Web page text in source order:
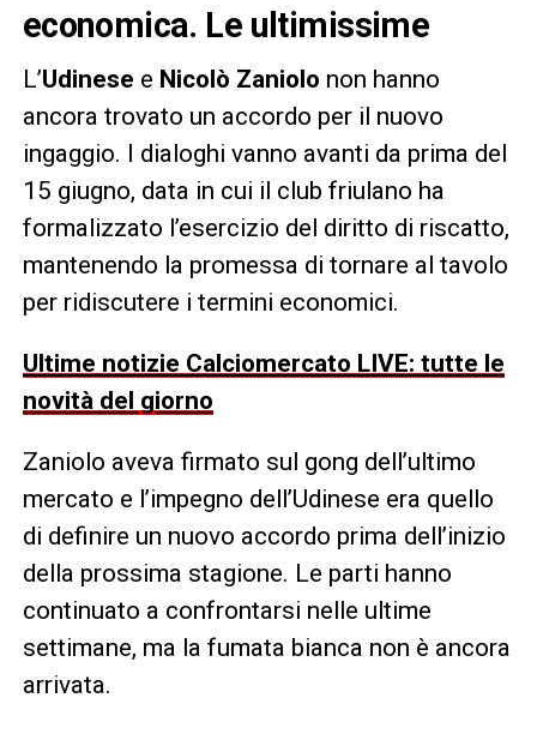
economica. Le ultimissime
L’Udinese e Nicolò Zaniolo non hanno
ancora trovato un accordo per il nuovo
ingaggio. I dialoghi vanno avanti da prima del
15 giugno, data in cui il club friulano ha
formalizzato l’esercizio del diritto di riscatto,
mantenendo la promessa di tornare al tavolo
per ridiscutere i termini economici.
Ultime notizie Calciomercato LIVE: tutte le
novità del giorno
Zaniolo aveva firmato sul gong dell’ultimo
mercato e l’impegno dell’Udinese era quello
di definire un nuovo accordo prima dell’inizio
della prossima stagione. Le parti hanno
continuato a confrontarsi nelle ultime
settimane, ma la fumata bianca non è ancora
arrivata.